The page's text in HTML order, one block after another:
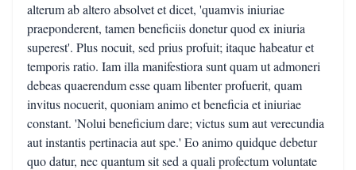
alterum ab altero absolvet et dicet, 'quamvis iniuriae
praeponderent, tamen beneficiis donetur quod ex iniuria
superest'. Plus nocuit, sed prius profuit; itaque habeatur et
temporis ratio. Iam illa manifestiora sunt quam ut admoneri
debeas quaerendum esse quam libenter profuerit, quam
invitus nocuerit, quoniam animo et beneficia et iniuriae
constant. 'Nolui beneficium dare; victus sum aut verecundia
aut instantis pertinacia aut spe.' Eo animo quidque debetur
quo datur, nec quantum sit sed a quali profectum voluntate